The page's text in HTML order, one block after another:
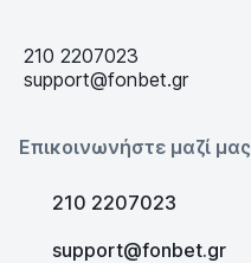
210 2207023
support@fonbet.gr
Επικοινωνήστε μαζί μας
210 2207023
support@fonbet.gr